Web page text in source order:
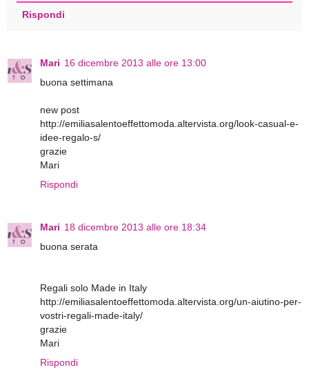
Rispondi
Mari 16 dicembre 2013 alle ore 13:00
buona settimana
new post
http://emiliasalentoeffettomoda.altervista.org/look-casual-e-
idee-regalo-s/
grazie
Mari
Rispondi
Mari 18 dicembre 2013 alle ore 18:34
buona serata
Regali solo Made in Italy
http://emiliasalentoeffettomoda.altervista.org/un-aiutino-per-
vostri-regali-made-italy/
grazie
Mari
Rispondi